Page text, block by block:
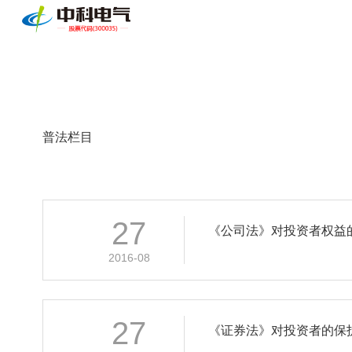
普法栏目
27
2016-08
《公司法》对投资者权益
27 《证券法》对投资者的保